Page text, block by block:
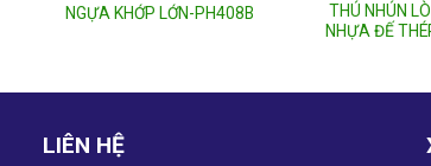
NGỰA KHỚP LỚN-PH408B
THÚ NHÚN
NHỰA ĐẾ
LIÊN HỆ